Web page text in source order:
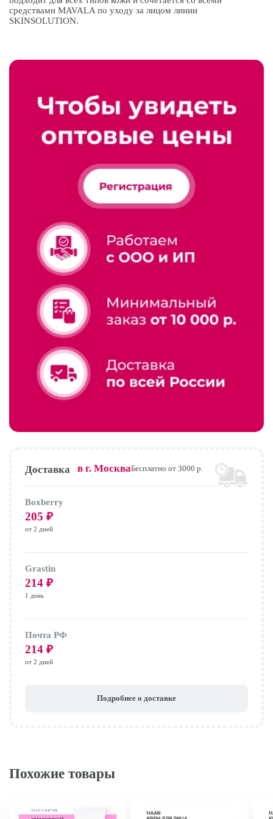
средствами MAVALA по уходу за лицом линии
SKINSOLUTION.
Доставка в г. МоскваБесплатно от 3000 р.
Boxberry
205 ₽
от 2 дней
Grastin
214 ₽
1 день
Почта РФ
214 ₽
от 2 дней
Подробнее о доставке
Похожие товары